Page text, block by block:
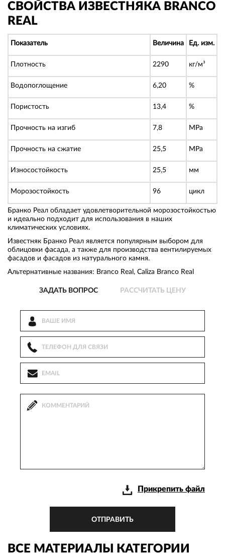
СВОЙСТВА ИЗВЕСТНЯКА BRANCO
REAL
Показатель Величина Ед. изм.
Плотность 2290 кг/м³
Водопоглощение 6,20 %
Пористость 13,4 %
Прочность на изгиб 7,8 MPa
Прочность на сжатие 25,5 MPa
Износостойкость 25,5 мм
Морозостойкость 96 цикл
Бранко Реал обладает удовлетворительной морозостойкостью
и идеально подходит для использования в наших
климатических условиях.
Известняк Бранко Реал является популярным выбором для
облицовки фасада, а также для производства вентилируемых
фасадов и фасадов из натурального камня.
Альтернативные названия: Branco Real, Caliza Branco Real
ЗАДАТЬ ВОПРОС РАССЧИТАТЬ ЦЕНУ
Прикрепить файл
ОТПРАВИТЬ
ВСЕ МАТЕРИАЛЫ КАТЕГОРИИ